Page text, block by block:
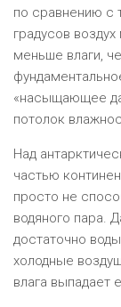
по сравнению с
градусов
меньше влаги,
«насыщающее
потолок
Над
частью
просто не
водяного пара.
достаточно
холодные
влага выпадает